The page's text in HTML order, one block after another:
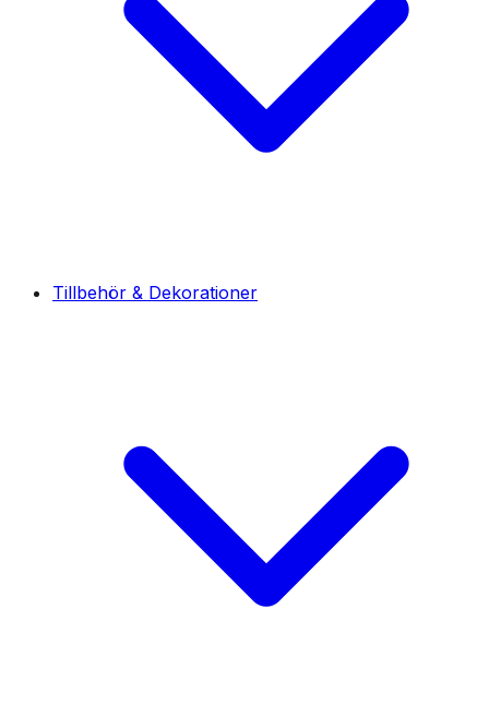
Tillbehör & Dekorationer